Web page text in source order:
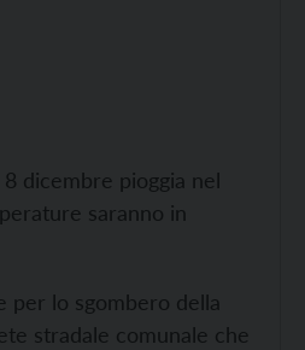
dicembre pioggia nel
saranno in
per lo sgombero della
stradale comunale che